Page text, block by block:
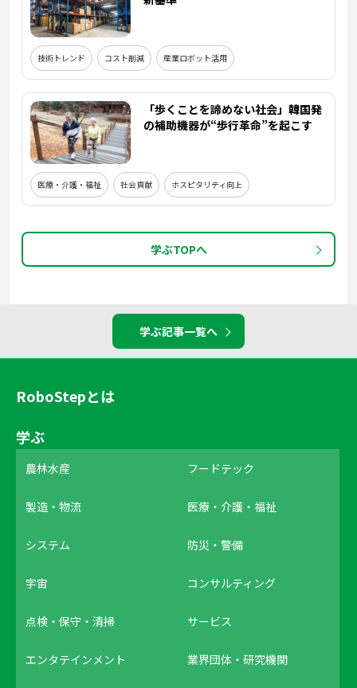
技術トレンド コスト削減 産業ロボット活用
「歩くことを諦めない社会」韓国発
の補助機器が“歩行革命”を起こす
医療・介護・福祉 社会貢献 ホスピタリティ向上
学ぶTOPへ
学ぶ記事一覧へ
RoboStepとは
学ぶ
農林水産 フードテック
製造・物流 医療・介護・福祉
システム 防災・警備
宇宙 コンサルティング
点検・保守・清掃 サービス
エンタテインメント 業界団体・研究機関